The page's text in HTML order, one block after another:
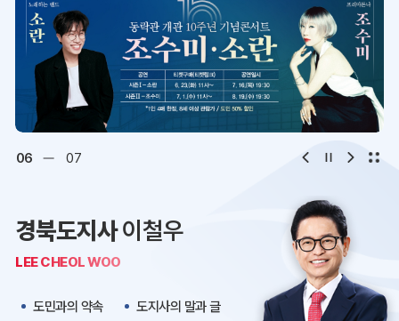
대구·경북
행정 통합
조직도
디지털아카이브 문화·관광
오시는 길
K보듬 6000
정보공개
06 07
경북도지사이철우
LEE CHEOL WOO
도민과의 약속 도지사의 말과 글